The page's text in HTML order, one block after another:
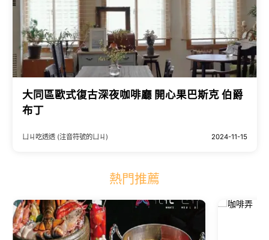
大同區歐式復古深夜咖啡廳 開心果巴斯克 伯爵
布丁
ㄩㄐ吃透透 (注音符號的ㄩㄐ) 2024-11-15
熱門推薦